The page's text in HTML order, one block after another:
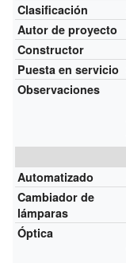
Clasificación
Autor de proyecto
Constructor
Puesta en servicio
Observaciones
Automatizado
Cambiador de
lámparas
Óptica